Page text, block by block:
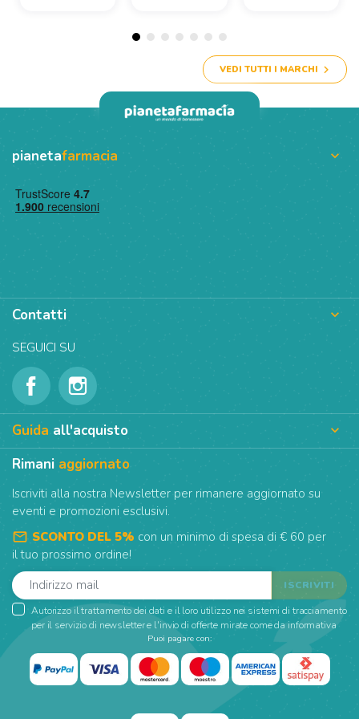
VEDI TUTTI I MARCHI
pianetafarmacia 
Contatti 
SEGUICI SU
Guida all'acquisto 
Rimani aggiornato
Iscriviti alla nostra Newsletter per rimanere aggiornato su
eventi e promozioni esclusivi.
mail_outline SCONTO DEL 5% con un minimo di spesa di € 60 per
il tuo prossimo ordine!
Autorizzo il trattamento dei dati e il loro utilizzo nei sistemi di tracciamento
per il servizio di newsletter e l'invio di offerte mirate come da informativa
Puoi pagare con: